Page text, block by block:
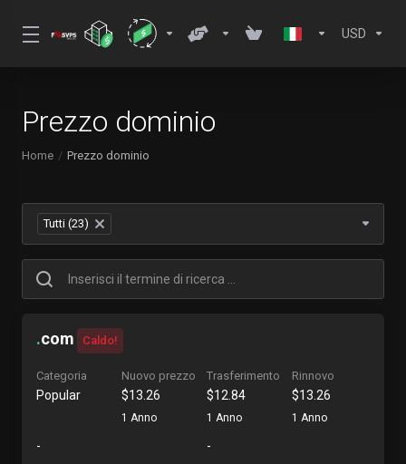
USD
Prezzo dominio
Home Prezzo dominio
Tutti (23) ×
.com Caldo!
Categoria
Popular
Nuovo prezzo
$13.26
1 Anno
Trasferimento
$12.84
1 Anno
Rinnovo
$13.26
1 Anno
- -